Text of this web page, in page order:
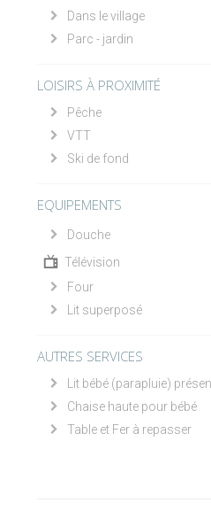
Dans le village
Parc - jardin
LOISIRS À PROXIMITÉ
Pêche
VTT
Ski de fond
EQUIPEMENTS
Douche
Télévision
Four
Lit superposé
AUTRES SERVICES
Lit bébé (parapluie)
Chaise haute pour bébé
Table et Fer à repasser